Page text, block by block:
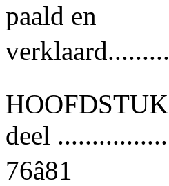
paald en
deel
76â81